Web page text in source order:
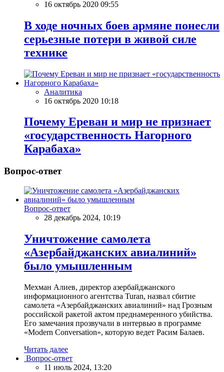
16 октябрь 2020 09:55
В ходе ночных боев армяне понесли
серьезные потери в живой силе
технике
Аналитика
16 октябрь 2020 10:18
Почему Ереван и мир не признает
«государственность Нагорного
Карабаха»
Вопрос-ответ
Вопрос-ответ
28 декабрь 2024, 10:19
Уничтожение самолета
«Азербайджанских авиалиний»
было умышленным
Мехман Алиев, директор азербайджанского
информационного агентства Turan, назвал сбитие
самолета «Азербайджанских авиалиний» над Грозным
российской ракетой актом преднамеренного убийства.
Его замечания прозвучали в интервью в программе
«Modern Conversation», которую ведет Расим Балаев.
Читать далее
Вопрос-ответ
11 июль 2024, 13:20